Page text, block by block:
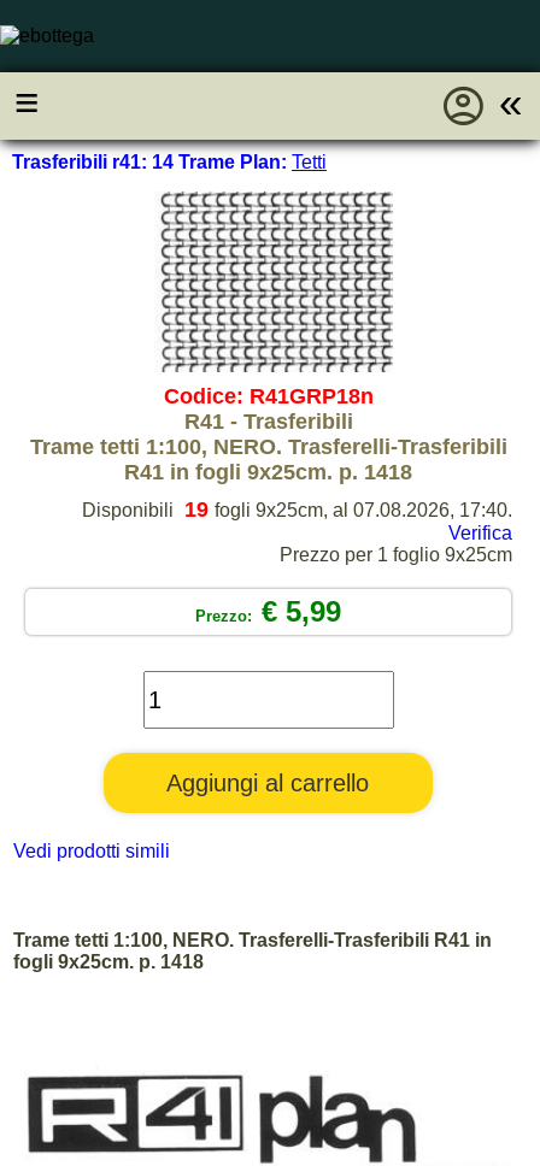
≡ «
account_circle
Trasferibili r41: 14 Trame Plan: Tetti
Codice: R41GRP18n
R41 - Trasferibili
Trame tetti 1:100, NERO. Trasferelli-Trasferibili
R41 in fogli 9x25cm. p. 1418
Disponibili 19 fogli 9x25cm, al 07.08.2026, 17:40.
Verifica
Prezzo per 1 foglio 9x25cm
Prezzo: € 5,99
Vedi prodotti simili
Trame tetti 1:100, NERO. Trasferelli-Trasferibili R41 in
fogli 9x25cm. p. 1418